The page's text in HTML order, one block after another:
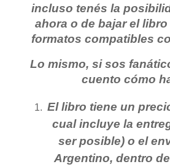
incluso tenés la
ahora o de bajar el
formatos compatibles
Lo mismo, si sos
cuento cómo
El libro tiene un
cual incluye la
ser posible) o el
Argentino, dentro